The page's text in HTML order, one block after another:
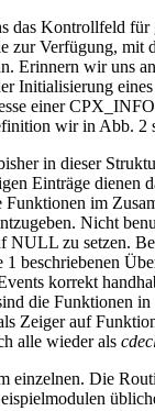
das Kontrollfeld für
zur Verfügung, mit
Erinnern wir uns
Initialisierung
einer
wir in Abb. 2
in dieser
Einträge dienen
im
Nicht
NULL zu setzen.
beschriebenen
korrekt
die Funktionen in
Zeiger auf
alle wieder als
einzelnen. Die